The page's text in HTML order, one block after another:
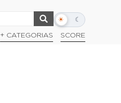
☀ ☾
Alternar
escuro
+ CATEGORIAS SCORE